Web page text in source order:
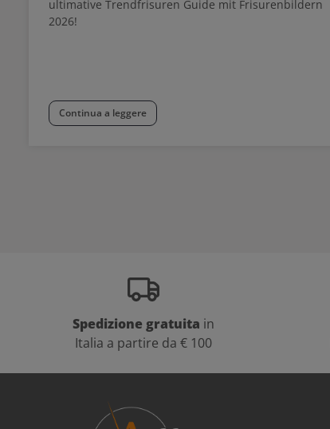
ultimative Trendfrisuren Guide mit Frisurenbildern
2026!
Continua a leggere
Spedizione gratuita in
Italia a partire da € 100